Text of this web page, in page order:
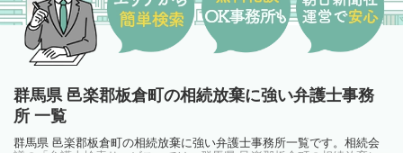
群馬県 邑楽郡板倉町の相続放棄に強い弁護士事務
所 一覧
群馬県 邑楽郡板倉町の相続放棄に強い弁護士事務所一覧です。相続会